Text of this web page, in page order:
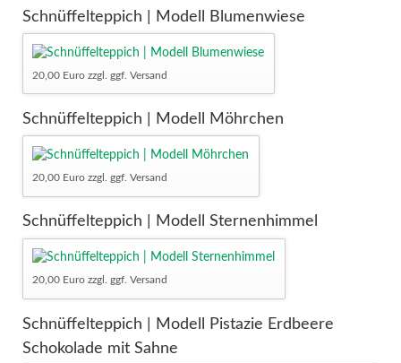
Schnüffelteppich | Modell Blumenwiese
20,00 Euro zzgl. ggf. Versand
Schnüffelteppich | Modell Möhrchen
20,00 Euro zzgl. ggf. Versand
Schnüffelteppich | Modell Sternenhimmel
20,00 Euro zzgl. ggf. Versand
Schnüffelteppich | Modell Pistazie Erdbeere
Schokolade mit Sahne